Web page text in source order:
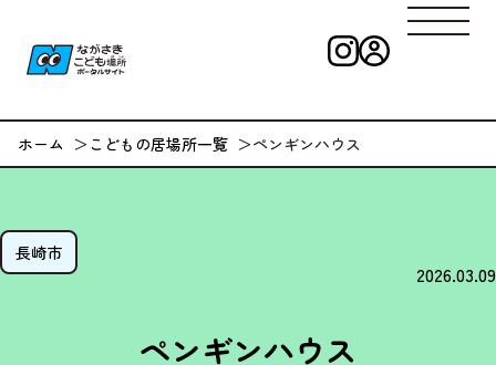
ながさきこども
ホーム こどもの居場所一覧 ペンギンハウス
長崎市
2026.03.09
ペンギンハウス